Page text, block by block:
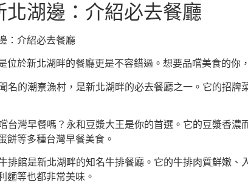
北湖邊：介紹必去餐廳
：介紹必去餐廳
位於新北湖畔的餐廳更是不容錯過。想要品嚐美食的你
名的潮寮漁村，是新北湖畔的必去餐廳之一。它的招
台灣早餐嗎？永和豆漿大王是你的首選。它的豆漿香
餅等多種台灣早餐美食。
排館是新北湖畔的知名牛排餐廳。它的牛排肉質鮮嫩
麵等也都非常美味。